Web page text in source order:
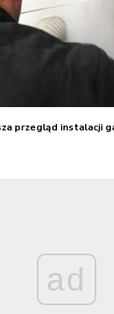
przegląd instalacji
ad